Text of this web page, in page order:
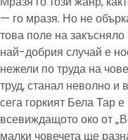
— го мразя. Но не
това поле на закъсняло
най-добрия случай е
нежели по труда на
труд, станал неволно и
сега горкият Бела Тар
всевиждащото око от
малки човечета ще